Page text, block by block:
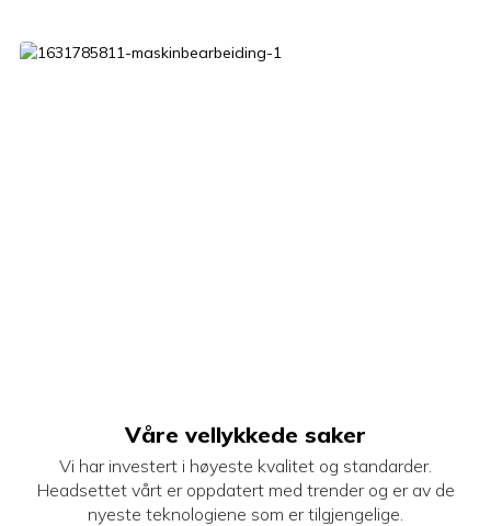
Våre vellykkede saker
Vi har investert i høyeste kvalitet og standarder.
Headsettet vårt er oppdatert med trender og er av de
nyeste teknologiene som er tilgjengelige.